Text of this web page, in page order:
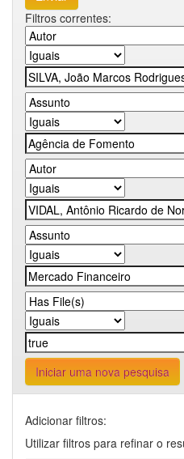
Filtros correntes:
Iniciar uma nova pesquisa
Adicionar filtros:
Utilizar filtros para refinar o